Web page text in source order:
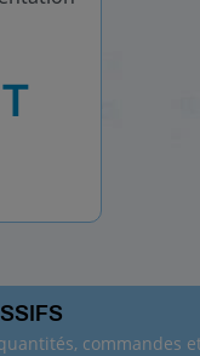
commandes